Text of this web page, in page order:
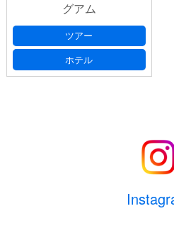
ご人数(必須)
大人 人
お名前ふりがな
(必須) 連絡がとれ
い。ハイフン抜きでご入力くだ
グアム
ツアー
ホテル